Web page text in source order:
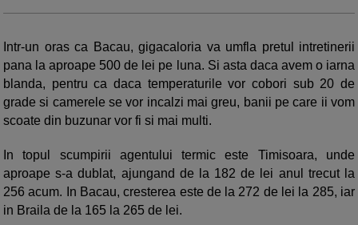
Intr-un oras ca Bacau, gigacaloria va umfla pretul intretinerii
pana la aproape 500 de lei pe luna. Si asta daca avem o iarna
blanda, pentru ca daca temperaturile vor cobori sub 20 de
grade si camerele se vor incalzi mai greu, banii pe care ii vom
scoate din buzunar vor fi si mai multi.
In topul scumpirii agentului termic este Timisoara, unde
aproape s-a dublat, ajungand de la 182 de lei anul trecut la
256 acum. In Bacau, cresterea este de la 272 de lei la 285, iar
in Braila de la 165 la 265 de lei.